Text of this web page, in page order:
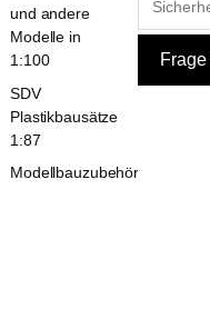
und andere
Modelle in
1:100
SDV
Plastikbausätze
1:87
Modellbauzubehör